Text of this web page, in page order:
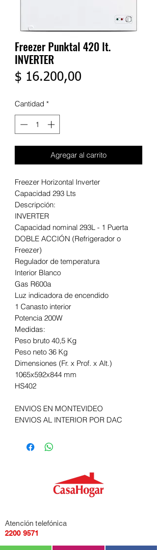
Freezer Punktal 420 lt.
INVERTER
$ 16.200,00Precio
Cantidad *
Agregar al carrito
Freezer Horizontal Inverter
Capacidad 293 Lts
Descripción:
INVERTER
Capacidad nominal 293L - 1 Puerta
DOBLE ACCIÓN (Refrigerador o
Freezer)
Regulador de temperatura
Interior Blanco
Gas R600a
Luz indicadora de encendido
1 Canasto interior
Potencia 200W
Medidas:
Peso bruto 40,5 Kg
Peso neto 36 Kg
Dimensiones (Fr. x Prof. x Alt.)
1065x592x844 mm
HS402
ENVIOS EN MONTEVIDEO
ENVIOS AL INTERIOR POR DAC
Atención telefónica
2200 9571